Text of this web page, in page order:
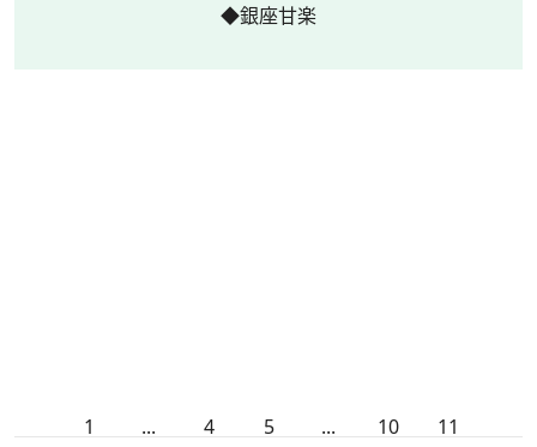
◆銀座甘楽
1 ... 4 5 ... 10 11